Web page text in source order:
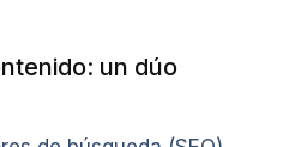
un dúo